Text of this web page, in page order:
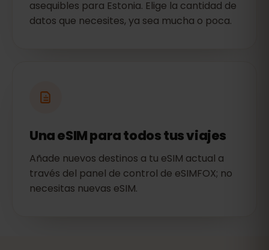
asequibles para Estonia. Elige la cantidad de
datos que necesites, ya sea mucha o poca.
Una eSIM para todos tus viajes
Añade nuevos destinos a tu eSIM actual a
través del panel de control de eSIMFOX; no
necesitas nuevas eSIM.